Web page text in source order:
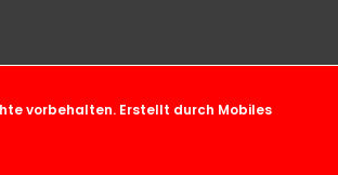
vorbehalten. Erstellt durch Mobiles